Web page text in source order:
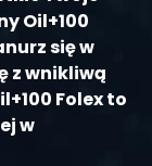
Oil+100
się w
z wnikliwą
Folex to
w